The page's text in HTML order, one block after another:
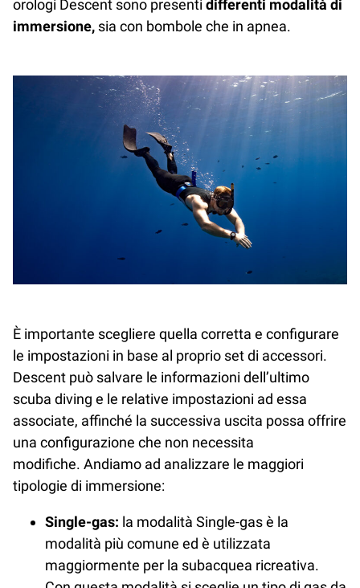
orologi Descent sono presenti differenti modalità di
immersione, sia con bombole che in apnea.
È importante scegliere quella corretta e configurare
le impostazioni in base al proprio set di accessori.
Descent può salvare le informazioni dell’ultimo
scuba diving e le relative impostazioni ad essa
associate, affinché la successiva uscita possa offrire
una configurazione che non necessita
modifiche. Andiamo ad analizzare le maggiori
tipologie di immersione:
Single-gas: la modalità Single-gas è la
modalità più comune ed è utilizzata
maggiormente per la subacquea ricreativa.